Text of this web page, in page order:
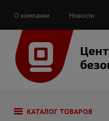
О компании Новости
КАТАЛОГ ТОВАРОВ